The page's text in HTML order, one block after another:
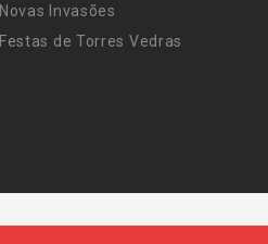
Novas Invasões
Festas de Torres Vedras